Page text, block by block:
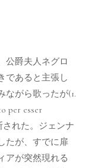
公爵夫人ネグロ
であると主張し
ながら歌ったが(1.
per esser
れた。ジェンナ
たが、すでに扉
アが突然現れる